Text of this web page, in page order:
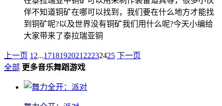
伴不知道铜矿在哪可以找到，我们要在什么地方才能找
到铜矿呢?以及世界没有铜矿我们用什么呢?今天小编给
大家带来了泰拉瑞亚铜
上一页 1 2...1718192021 22232425 下一页
全部 更多音乐舞蹈游戏